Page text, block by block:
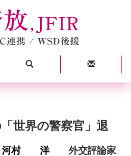
世界の警察官」退
河村 洋 外交評論家